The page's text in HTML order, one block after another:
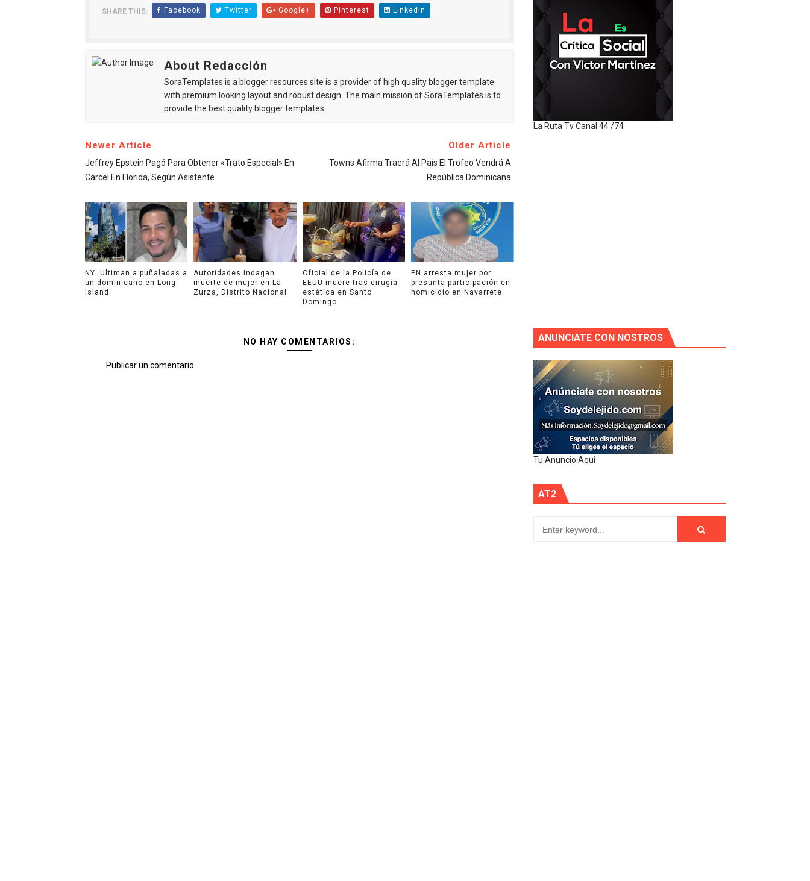
SHARE THIS: Facebook Twitter Google+ Pinterest Linkedin
About Redacción
SoraTemplates is a blogger resources site is a provider of high quality blogger template
with premium looking layout and robust design. The main mission of SoraTemplates is to
provide the best quality blogger templates.
Newer Article
Jeffrey Epstein Pagó Para Obtener «trato Especial» En
Cárcel En Florida, Según Asistente
Older Article
Towns Afirma Traerá Al País El Trofeo Vendrá A
República Dominicana
NY: Ultiman a puñaladas a
un dominicano en Long
Island
Autoridades indagan
muerte de mujer en La
Zurza, Distrito Nacional
Oficial de la Policía de
EEUU muere tras cirugía
estética en Santo
Domingo
PN arresta mujer por
presunta participación en
homicidio en Navarrete
NO HAY COMENTARIOS:
Publicar un comentario
La Ruta Tv Canal 44 /74
ANUNCIATE CON NOSTROS
Tu Anuncio Aqui
AT2